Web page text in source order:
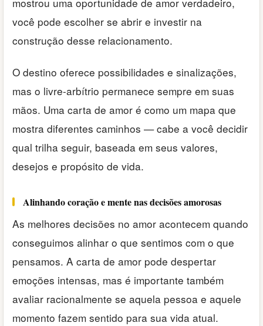
você pode escolher se abrir e investir na
construção desse relacionamento.
O destino oferece possibilidades e sinalizações,
mas o livre-arbítrio permanece sempre em suas
mãos. Uma carta de amor é como um mapa que
mostra diferentes caminhos — cabe a você decidir
qual trilha seguir, baseada em seus valores,
desejos e propósito de vida.
Alinhando coração e mente nas decisões amorosas
As melhores decisões no amor acontecem quando
conseguimos alinhar o que sentimos com o que
pensamos. A carta de amor pode despertar
emoções intensas, mas é importante também
avaliar racionalmente se aquela pessoa e aquele
momento fazem sentido para sua vida atual.